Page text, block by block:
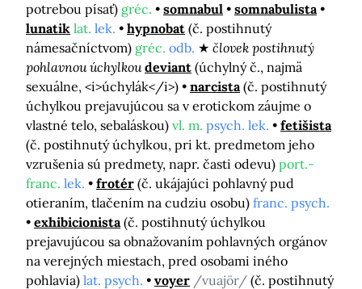
potrebou písať) gréc. somnabul
somnabulista
lunatik lat. lek. hypnobat (č. postihnutý
námesačníctvom) gréc. odb.
človek postihnutý
pohlavnou úchylkou deviant (úchylný č., najmä
sexuálne, <i>úchylák</i>)
narcista (č. postihnutý
úchylkou prejavujúcou sa v erotickom záujme o
vlastné telo, sebaláskou) vl. m. psych. lek.
fetišista
(č. postihnutý úchylkou, pri kt. predmetom jeho
vzrušenia sú predmety, napr. časti odevu) port.-
franc. lek. frotér (č. ukájajúci pohlavný pud
otieraním, tlačením na cudziu osobu) franc. psych.
exhibicionista (č. postihnutý úchylkou
prejavujúcou sa obnažovaním pohlavných orgánov
na verejných miestach, pred osobami iného
pohlavia) lat. psych. voyer /vuajör/ (č. postihnutý